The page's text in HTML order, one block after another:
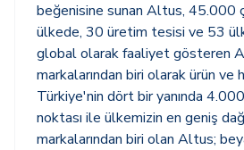
beğenisine sunan Altus, 45.000
ülkede, 30 üretim tesisi ve 53
global olarak faaliyet gösteren
markalarından biri olarak ürün ve
Türkiye'nin dört bir yanında
noktası ile ülkemizin en geniş
markalarından biri olan Altus;